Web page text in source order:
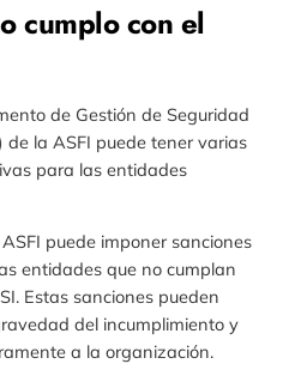
cumplo con el
de Gestión de Seguridad
de la ASFI puede tener varias
para las entidades
puede imponer sanciones
entidades que no cumplan
Estas sanciones pueden
del incumplimiento y
a la organización.